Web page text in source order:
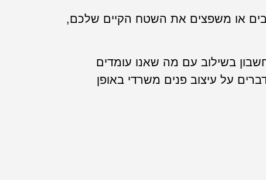
או משפצים את השטח הקיים שלכם,
בשילוב עם מה שאנו עומדים
על עיצוב פנים משרדי באופן